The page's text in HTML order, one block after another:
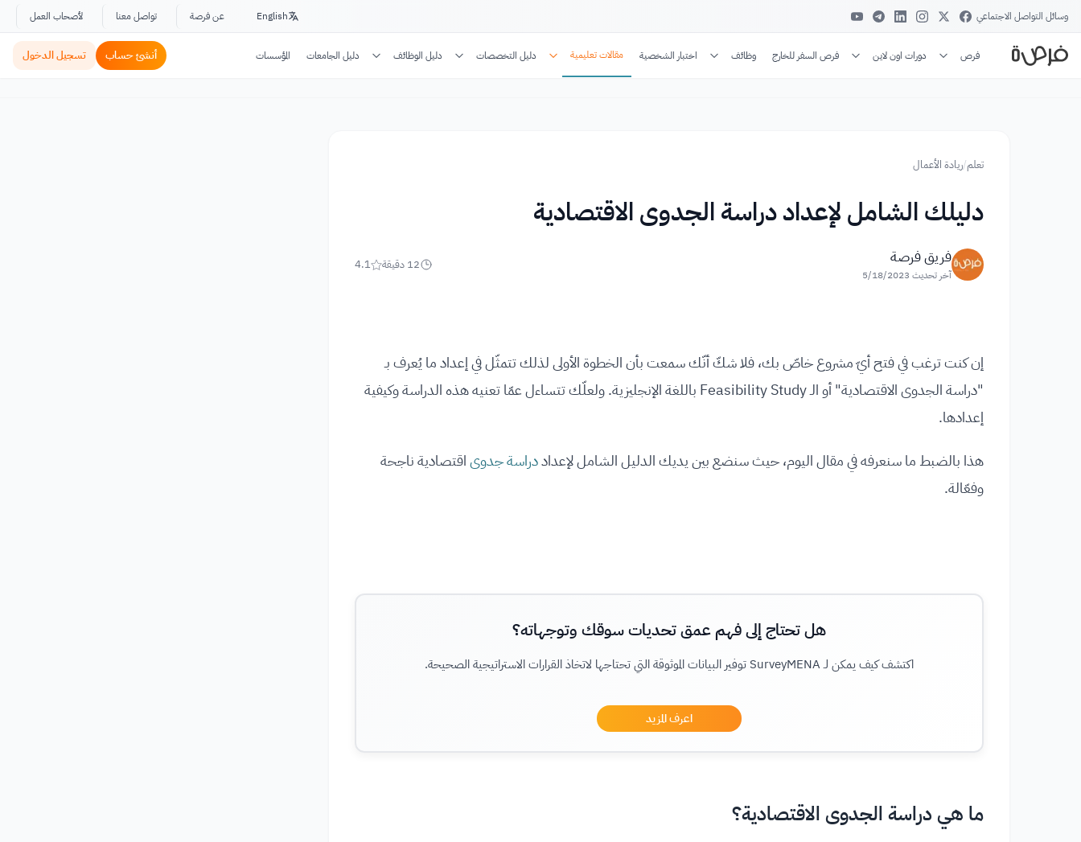
وسائل التواصل الاجتماعي English عن فرصة تواصل معنا لأصحاب العمل
فرص دورات اون لاين فرص السفر للخارج وظائف اختبار الشخصية مقالات تعليمية دليل التخصصات دليل الوظائف دليل الجامعات المؤسسات أنشئ حساب تسجيل الدخول
تعلم/ريادة الأعمال
دليلك الشامل لإعداد دراسة الجدوى الاقتصادية
فريق فرصة
آخر تحديث 5/18/2023
12 دقيقة 4.1
إن كنت ترغب في فتح أيّ مشروع خاصّ بك، فلا شكّ أنّك سمعت بأن الخطوة الأولى لذلك تتمثّل في إعداد ما يُعرف بـ
"دراسة الجدوى الاقتصادية" أو الـ Feasibility Study باللغة الإنجليزية. ولعلّك تتساءل عمّا تعنيه هذه الدراسة وكيفية
إعدادها.
هذا بالضبط ما سنعرفه في مقال اليوم، حيث سنضع بين يديك الدليل الشامل لإعداددراسة جدوىاقتصادية ناجحة
وفعّالة.
هل تحتاج إلى فهم عمق تحديات سوقك وتوجهاته؟
اكتشف كيف يمكن لـ SurveyMENA توفير البيانات الموثوقة التي تحتاجها لاتخاذ القرارات الاستراتيجية الصحيحة.
اعرف المزيد
ما هي دراسة الجدوى الاقتصادية؟